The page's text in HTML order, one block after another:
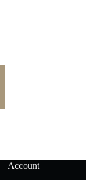
Account